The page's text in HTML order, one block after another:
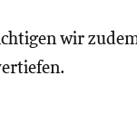
wir